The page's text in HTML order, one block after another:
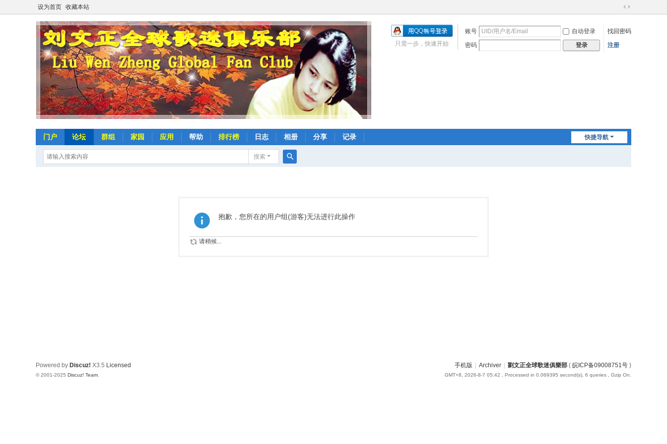
设为首页 收藏本站
切
到
账号 自动登录
找回密码
密码
登录 注册
只需一步，快速开始
快捷导航
门户 论坛 群组 家园 应用 帮助 排行榜 日志 相册 分享 记录
搜索
抱歉，您所在的用户组(游客)无法进行此操作
请稍候...
手机版 Archiver 劉文正全球歌迷俱樂部 ( 皖ICP备09008751号 )
GMT+8, 2026-8-7 05:42 , Processed in 0.069395 second(s), 6 queries , Gzip On.
Powered by Discuz! X3.5 Licensed
© 2001-2025 Discuz! Team